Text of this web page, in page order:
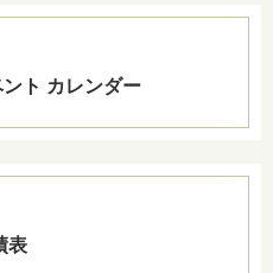
ト カレンダー
表